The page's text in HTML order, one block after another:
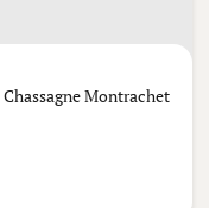
Chassagne Montrachet